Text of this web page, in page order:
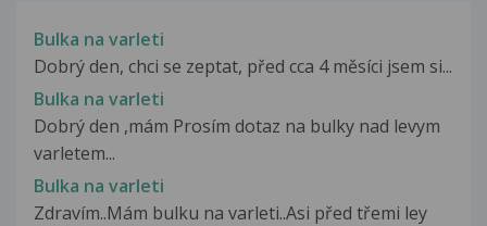
Bulka na varleti
Dobrý den, chci se zeptat, před cca 4 měsíci jsem si...
Bulka na varleti
Dobrý den ,mám Prosím dotaz na bulky nad levym
varletem...
Bulka na varleti
Zdravím..Mám bulku na varleti..Asi před třemi ley